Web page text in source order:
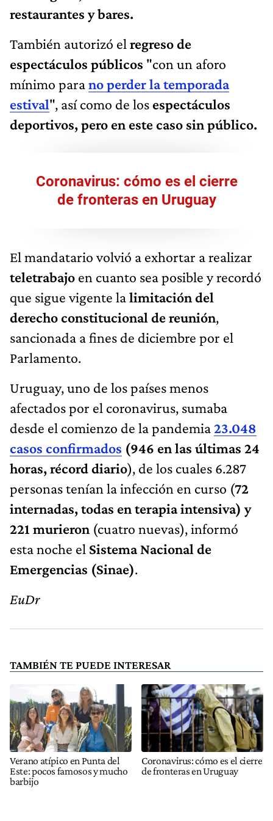
restaurantes y bares.
También autorizó el regreso de
espectáculos públicos "con un aforo
mínimo parano perder la temporada
estival", así como de los espectáculos
deportivos, pero en este caso sin público.
Coronavirus: cómo es el cierre
de fronteras en Uruguay
El mandatario volvió a exhortar a realizar
teletrabajo en cuanto sea posible y recordó
que sigue vigente lalimitación del
derecho constitucional de reunión,
sancionada a fines de diciembre por el
Parlamento.
Uruguay, uno de los países menos
afectados por el coronavirus, sumaba
desde el comienzo de la pandemia23.048
casos confirmados (946 en las últimas 24
horas, récord diario), de los cuales 6.287
personas tenían la infección en curso (72
internadas, todas en terapia intensiva) y
221 murieron (cuatro nuevas), informó
esta noche el Sistema Nacional de
Emergencias (Sinae).
EuDr
TAMBIÉN TE PUEDE INTERESAR
Verano atípico en Punta del
Este: pocos famosos y mucho
barbijo
Coronavirus: cómo es el cierre
de fronteras en Uruguay